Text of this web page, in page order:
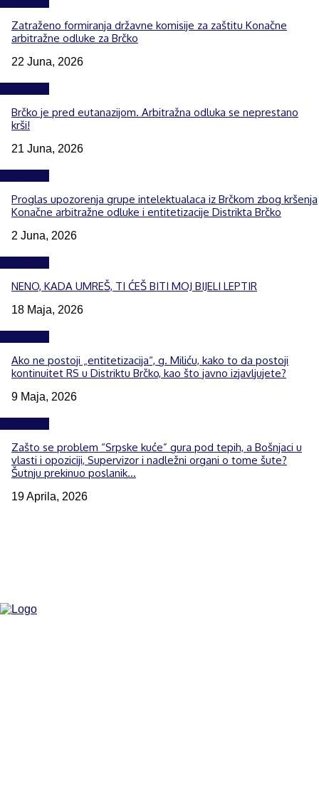
Zatraženo formiranja državne komisije za zaštitu Konačne
arbitražne odluke za Brčko
22 Juna, 2026
Brčko je pred eutanazijom. Arbitražna odluka se neprestano
krši!
21 Juna, 2026
Proglas upozorenja grupe intelektualaca iz Brčkom zbog kršenja
Konačne arbitražne odluke i entitetizacije Distrikta Brčko
2 Juna, 2026
NENO, KADA UMREŠ, TI ĆEŠ BITI MOJ BIJELI LEPTIR
18 Maja, 2026
Ako ne postoji „entitetizacija“, g. Miliću, kako to da postoji
kontinuitet RS u Distriktu Brčko, kao što javno izjavljujete?
9 Maja, 2026
Zašto se problem “Srpske kuće” gura pod tepih, a Bošnjaci u
vlasti i opoziciji, Supervizor i nadležni organi o tome šute?
Šutnju prekinuo poslanik...
19 Aprila, 2026